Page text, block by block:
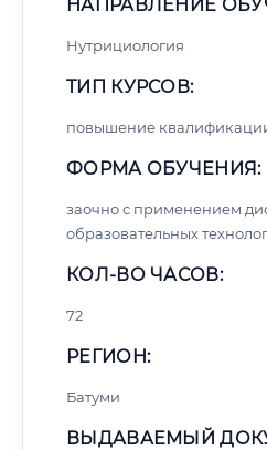
НАПРАВЛЕНИЕ
Нутрициология
ТИП КУРСОВ:
повышение
ФОРМА ОБУЧЕНИЯ:
заочно с применением
образовательных
КОЛ-ВО ЧАСОВ:
72
РЕГИОН:
Батуми
ВЫДАВАЕМЫЙ